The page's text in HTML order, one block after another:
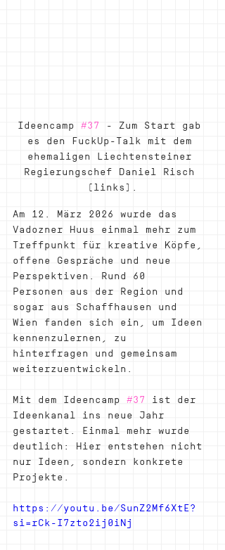
Ideencamp #37
- Zum Start gab
es den FuckUp-Talk mit dem
ehemaligen Liechtensteiner
Regierungschef Daniel Risch
(links).
Am 12. März 2026 wurde das
Vadozner Huus einmal mehr zum
Treffpunkt für kreative Köpfe,
offene Gespräche und neue
Perspektiven. Rund 60
Personen aus der Region und
sogar aus Schaffhausen und
Wien fanden sich ein, um Ideen
kennenzulernen, zu
hinterfragen und gemeinsam
weiterzuentwickeln.
Mit dem Ideencamp #37
ist der
Ideenkanal ins neue Jahr
gestartet. Einmal mehr wurde
deutlich: Hier entstehen nicht
nur Ideen, sondern konkrete
Projekte.
https://youtu.be/SunZ2Mf6XtE?
si=rCk-I7zto2ij0iNj